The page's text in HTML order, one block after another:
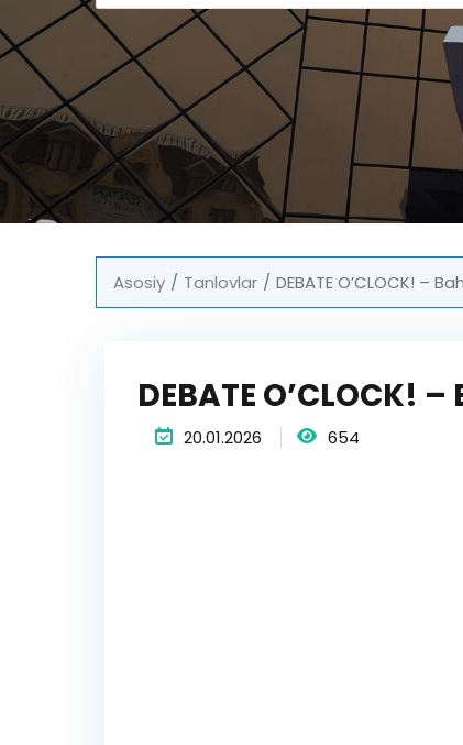
Asosiy Tanlovlar DEBATE O’CLOCK! –
DEBATE
20.01.2026 654